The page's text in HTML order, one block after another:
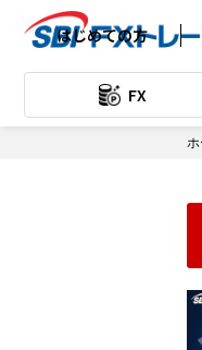
はじめての方
FXの基礎知識
取引の始め方
FX